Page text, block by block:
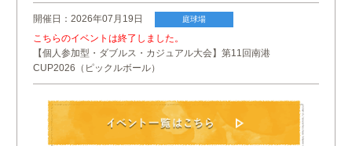
開催日：2026年07月19日 庭球場
こちらのイベントは終了しました。
【個人参加型・ダブルス・カジュアル大会】第11回南港
CUP2026（ピックルボール）